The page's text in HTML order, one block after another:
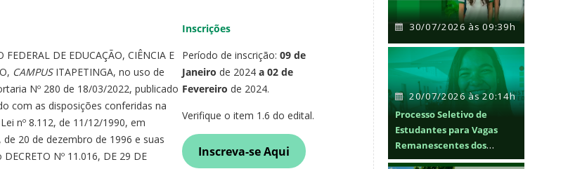
DE EDUCAÇÃO, CIÊNCIA E
CAMPUS ITAPETINGA, no uso de
Nº 280 de 18/03/2022, publicado
com as disposições conferidas na
nº 8.112, de 11/12/1990, em
20 de dezembro de 1996 e suas
Nº 11.016, DE 29 DE
Inscrições
Período de inscrição:09 de
Janeiro de 2024 a 02 de
Fevereiro de 2024.
Verifique o item 1.6 do edital.
Inscreva-se Aqui
30/07/2026 às 09:39h
20/07/2026 às 20:14h
Processo Seletivo de
Estudantes para Vagas
Remanescentes dos
Cursos de graduação